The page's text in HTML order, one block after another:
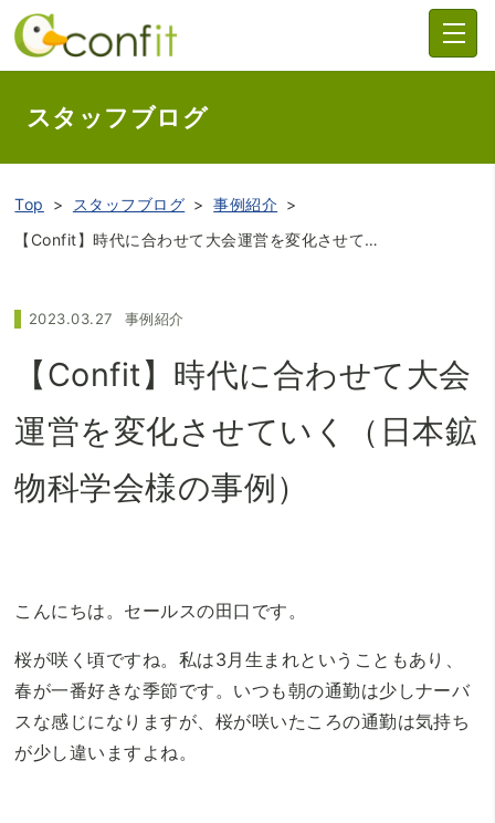
スタッフブログ
Top スタッフブログ
事例紹介
【Confit】時代に合わせて大会運営を変化させていく（日本鉱物科学会様の事例）
2023.03.27 事例紹介
【Confit】時代に合わせて大会
運営を変化させていく（日本鉱
物科学会様の事例）
こんにちは。セールスの田口です。
桜が咲く頃ですね。私は3月生まれということもあり、
春が一番好きな季節です。いつも朝の通勤は少しナーバ
スな感じになりますが、桜が咲いたころの通勤は気持ち
が少し違いますよね。